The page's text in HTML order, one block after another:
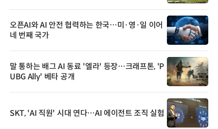
오픈AI와 AI 안전 협력하는 한국…미·영·일 이어
네 번째 국가
말 통하는 배그 AI 동료 '엘라' 등장…크래프톤, 'P
UBG Ally' 베타 공개
SKT, 'AI 직원' 시대 연다…AI 에이전트 조직 실험